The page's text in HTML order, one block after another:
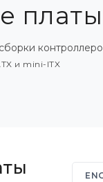
платы
и mini-ITX